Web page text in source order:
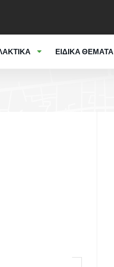
ΕΙΔΙΚΑ ΘΕΜΑΤΑ